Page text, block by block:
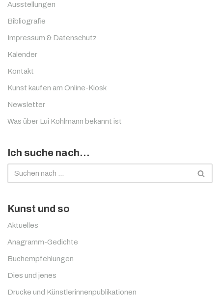
Ausstellungen
Bibliografie
Impressum & Datenschutz
Kalender
Kontakt
Kunst kaufen am Online-Kiosk
Newsletter
Was über Lui Kohlmann bekannt ist
Ich suche nach…
Kunst und so
Aktuelles
Anagramm-Gedichte
Buchempfehlungen
Dies und jenes
Drucke und Künstlerinnenpublikationen